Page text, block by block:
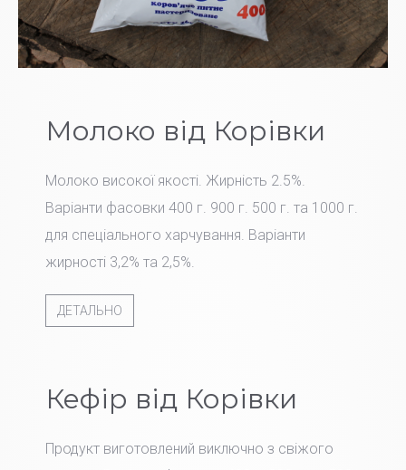
Молоко від Корівки
Молоко високої якості. Жирність 2.5%.
Варіанти фасовки 400 г. 900 г. 500 г. та 1000 г.
для спеціального харчування. Варіанти
жирності 3,2% та 2,5%.
ДЕТАЛЬНО
Кефір від Корівки
Продукт виготовлений виключно з свіжого